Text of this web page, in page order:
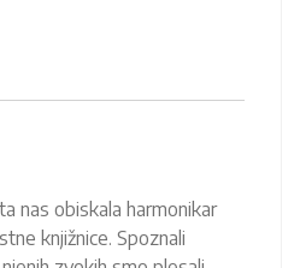
nas obiskala harmonikar
knjižnice. Spoznali